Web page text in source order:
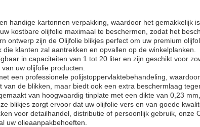
handige kartonnen verpakking, waardoor het
kostbare olijfolie maximaal te beschermen, zodat het
ontwerp zijn de Olijfolie blikjes perfect om uw premium
klanten zal aantrekken en opvallen op de winkelplanken.
in capaciteiten van 1 tot 20 liter en zijn geschikt voor
uw olijfolie producten.
een professionele polijstoppervlaktebehandeling,
van de blikken, maar biedt ook een extra beschermlaag
van hoogwaardig tinplate met een dikte van 0,23
blikjes zorgt ervoor dat uw olijfolie vers en van goede
voor detailhandel, distributie of persoonlijk gebruik,
uw olieaanpakbehoeften.